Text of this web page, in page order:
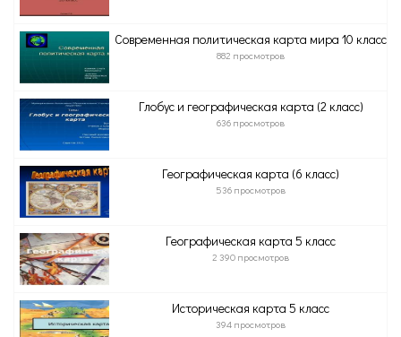
Современная политическая карта мира 10 класс
882 просмотров
Глобус и географическая карта (2 класс)
636 просмотров
Географическая карта (6 класс)
536 просмотров
Географическая карта 5 класс
2 390 просмотров
Историческая карта 5 класс
394 просмотров